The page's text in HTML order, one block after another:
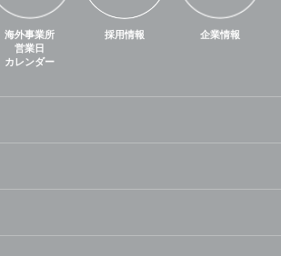
海外事業所
営業日
カレンダー
採用情報 企業情報